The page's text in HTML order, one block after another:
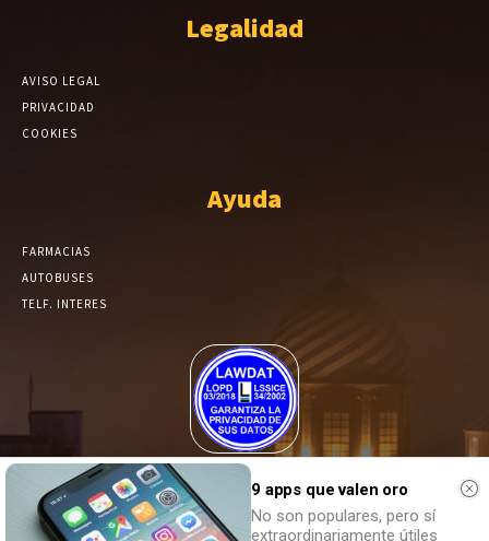
Legalidad
AVISO LEGAL
PRIVACIDAD
COOKIES
Ayuda
FARMACIAS
AUTOBUSES
TELF. INTERES
El Periódico de Yecla alcanza un grado más de compromiso en el
tratamiento de sus datos.9 apps que valen oro
No son populares, pero sí
extraordinariamente útiles